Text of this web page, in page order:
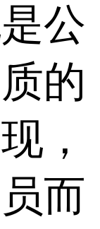
公
的
，
而